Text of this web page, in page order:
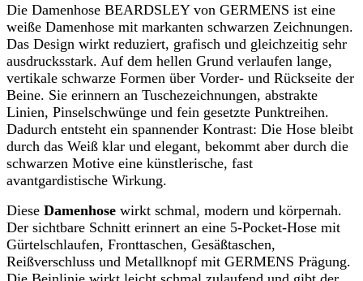
Die Damenhose BEARDSLEY von GERMENS ist eine
weiße Damenhose mit markanten schwarzen Zeichnungen.
Das Design wirkt reduziert, grafisch und gleichzeitig sehr
ausdrucksstark. Auf dem hellen Grund verlaufen lange,
vertikale schwarze Formen über Vorder- und Rückseite der
Beine. Sie erinnern an Tuschezeichnungen, abstrakte
Linien, Pinselschwünge und fein gesetzte Punktreihen.
Dadurch entsteht ein spannender Kontrast: Die Hose bleibt
durch das Weiß klar und elegant, bekommt aber durch die
schwarzen Motive eine künstlerische, fast
avantgardistische Wirkung.
Diese Damenhose wirkt schmal, modern und körpernah.
Der sichtbare Schnitt erinnert an eine 5-Pocket-Hose mit
Gürtelschlaufen, Fronttaschen, Gesäßtaschen,
Reißverschluss und Metallknopf mit GERMENS Prägung.